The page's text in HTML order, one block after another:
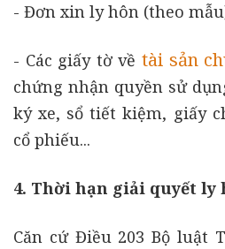
- Đơn xin ly hôn (theo
- Các giấy tờ về tài sản
chứng nhận quyền sử
ký xe, sổ tiết kiệm, giấy
cổ phiếu...
4. Thời hạn giải quyết ly
Căn cứ Điều 203 Bộ luật